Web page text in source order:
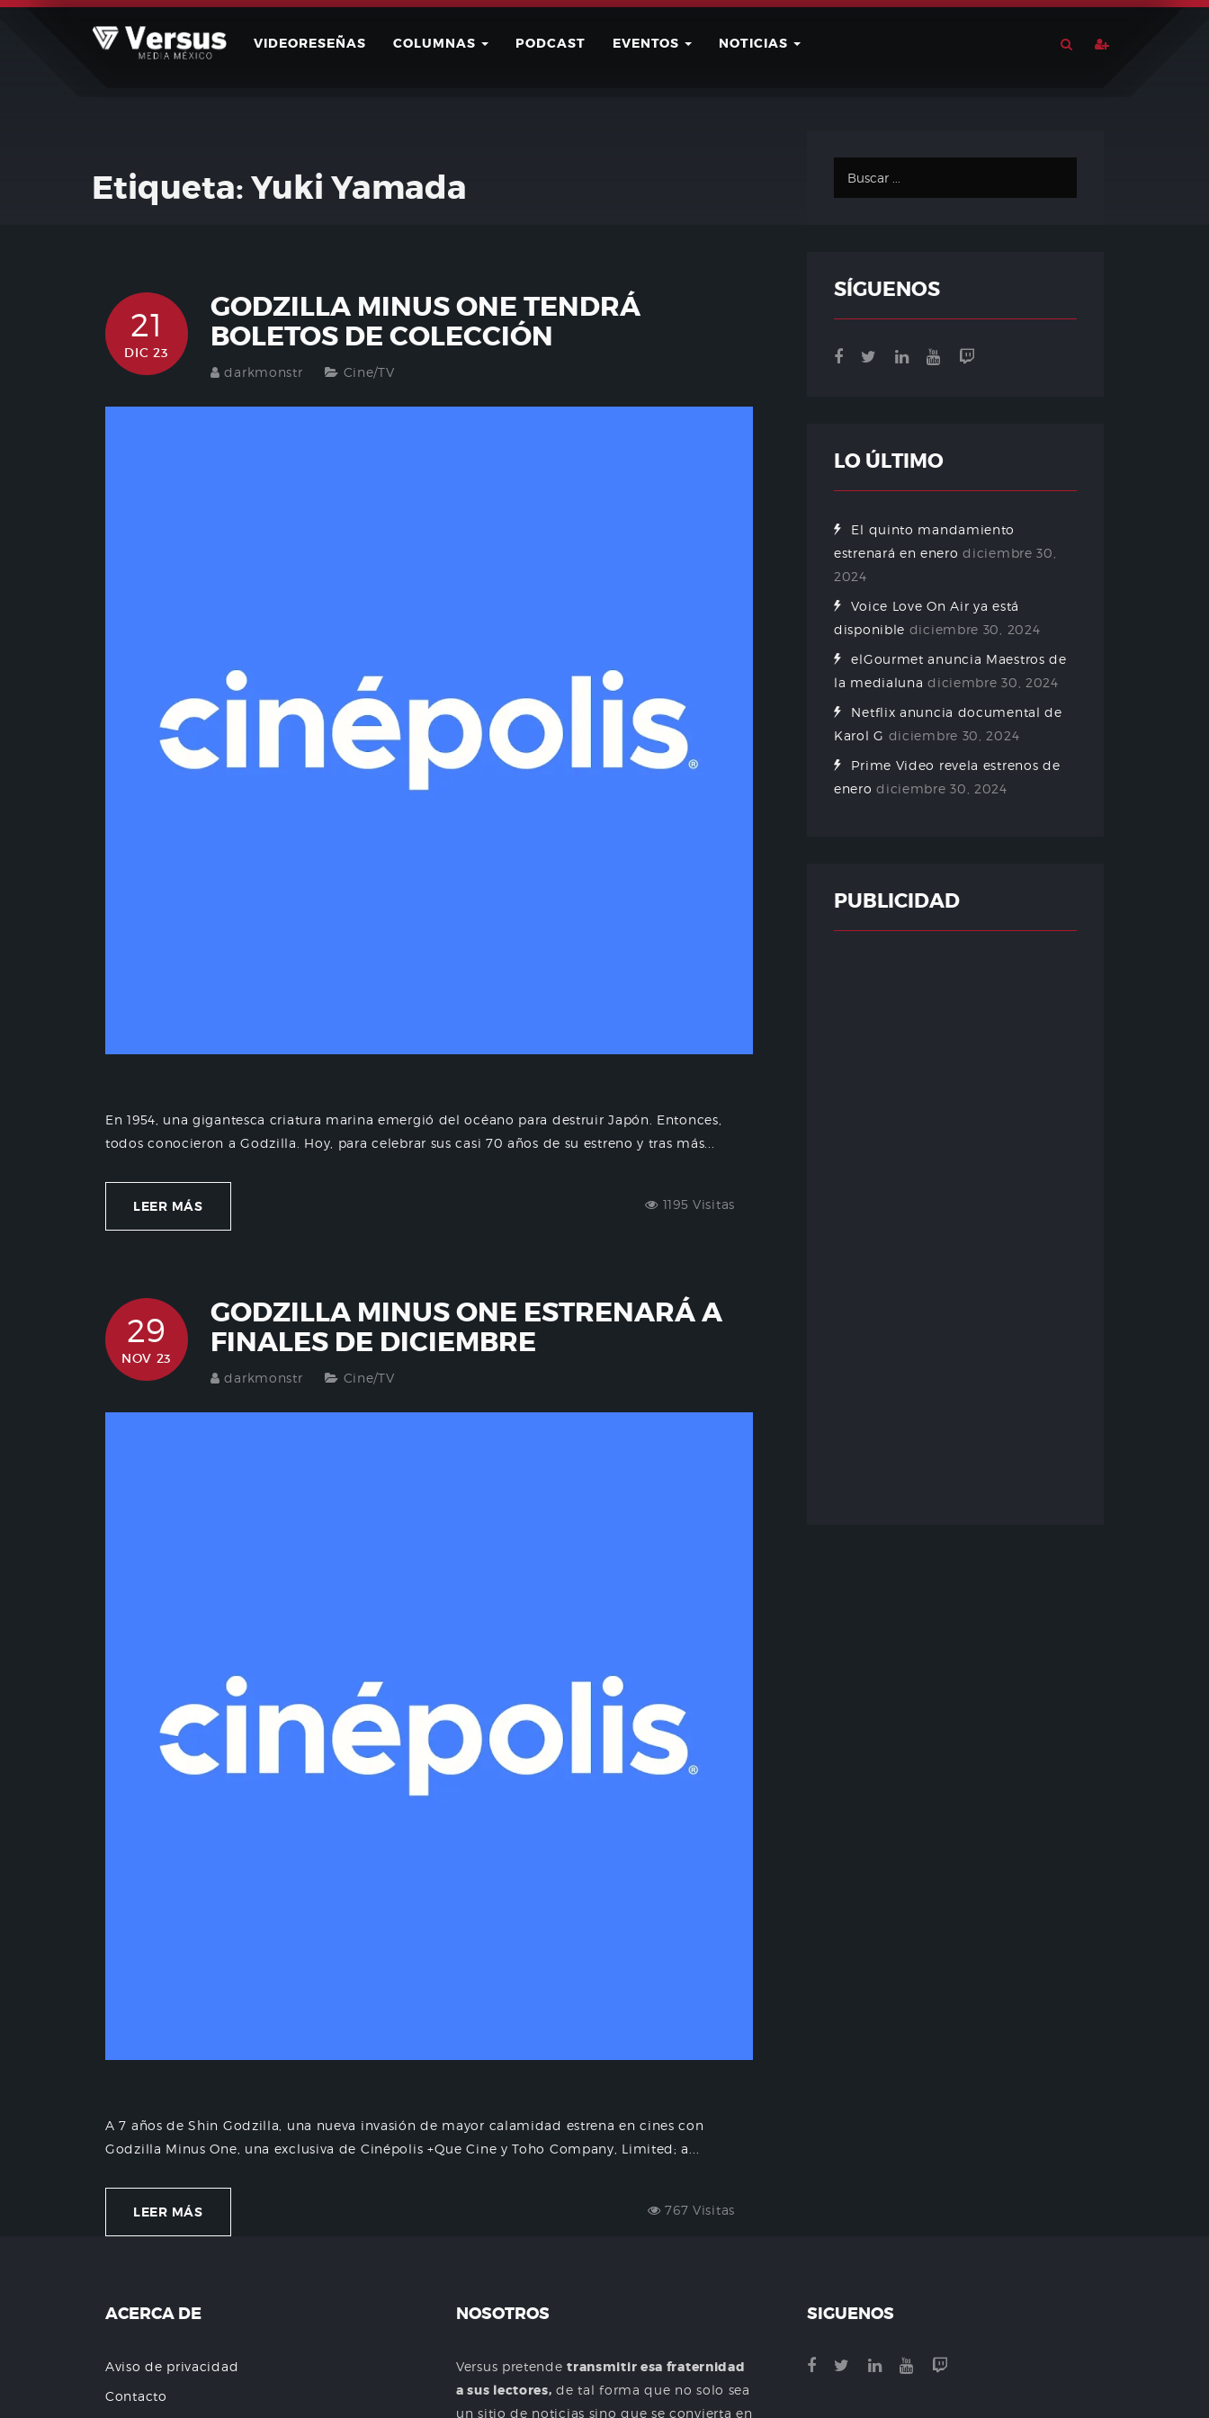
Skip
VIDEORESEÑAS COLUMNAS PODCAST EVENTOS NOTICIAS
Etiqueta:Yuki Yamada
21
DIC 23
GODZILLA MINUS ONE TENDRÁ
BOLETOS DE COLECCIÓN
darkmonstr Cine/TV
En 1954, una gigantesca criatura marina emergió del océano para destruir Japón. Entonces,
todos conocieron a Godzilla. Hoy, para celebrar sus casi 70 años de su estreno y tras más...
LEER MÁS 1195 Visitas
29
NOV 23
GODZILLA MINUS ONE ESTRENARÁ A
FINALES DE DICIEMBRE
darkmonstr Cine/TV
A 7 años de Shin Godzilla, una nueva invasión de mayor calamidad estrena en cines con
Godzilla Minus One, una exclusiva de Cinépolis +Que Cine y Toho Company, Limited; a...
LEER MÁS 767 Visitas
SÍGUENOS
LO ÚLTIMO
El quinto mandamiento
estrenará en enero diciembre 30,
2024
Voice Love On Air ya está
disponible diciembre 30, 2024
elGourmet anuncia Maestros de
la medialuna diciembre 30, 2024
Netflix anuncia documental de
Karol G diciembre 30, 2024
Prime Video revela estrenos de
enero diciembre 30, 2024
PUBLICIDAD
ACERCA DE
Aviso de privacidad
Contacto
NOSOTROS
Versus pretendetransmitir esa fraternidad
a sus lectores, de tal forma que no solo sea
un sitio de noticias sino que se convierta en
SIGUENOS